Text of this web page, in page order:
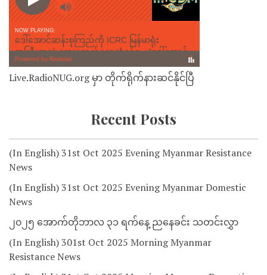
Live.RadioNUG.org မှာ တိုက်ရိုက်နားဆင်နိုင်ပြီ
Recent Posts
(In English) 31st Oct 2025 Evening Myanmar Resistance
News
(In English) 31st Oct 2025 Evening Myanmar Domestic
News
၂၀၂၅ အောက်တိုဘာလ ၃၁ ရက်နေ့ ညနေခင်း သတင်းလွှာ
(In English) 301st Oct 2025 Morning Myanmar
Resistance News